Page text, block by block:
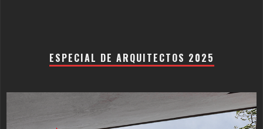
ESPECIAL DE ARQUITECTOS 2025